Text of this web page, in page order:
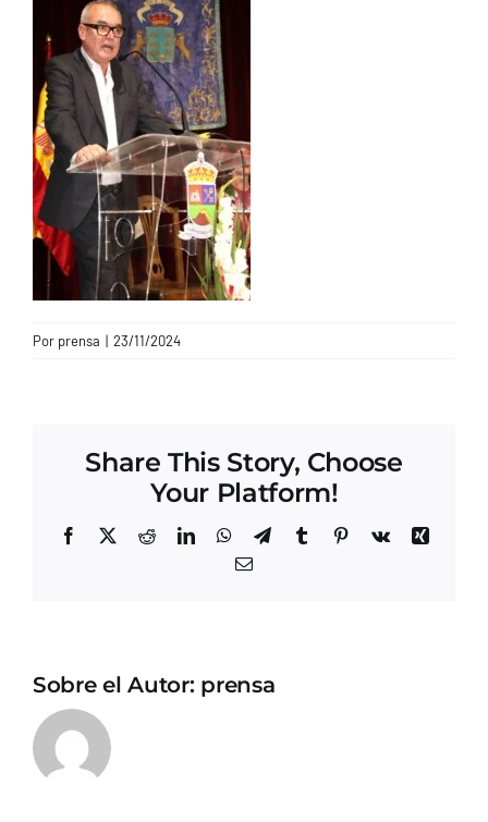
CONTACTO
Por prensa | 23/11/2024
Share This Story, Choose
Your Platform!
Facebook
X RedditLinkedInWhatsApp
TelegramTumblrPinterest
Vk
Xing
Correo
Sobre el Autor: prensa